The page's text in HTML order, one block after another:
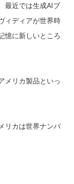
最近では生成AIブ
ィディアが世界時
憶に新しいところ
メリカ製品といっ
リカは世界ナンバ